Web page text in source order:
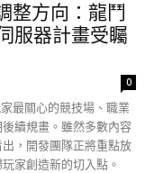
整方向：龍鬥
服器計畫受矚
0
最關心的競技場、職業
續規畫。雖然多數內容
，開發團隊正將重點放
家創造新的切入點。